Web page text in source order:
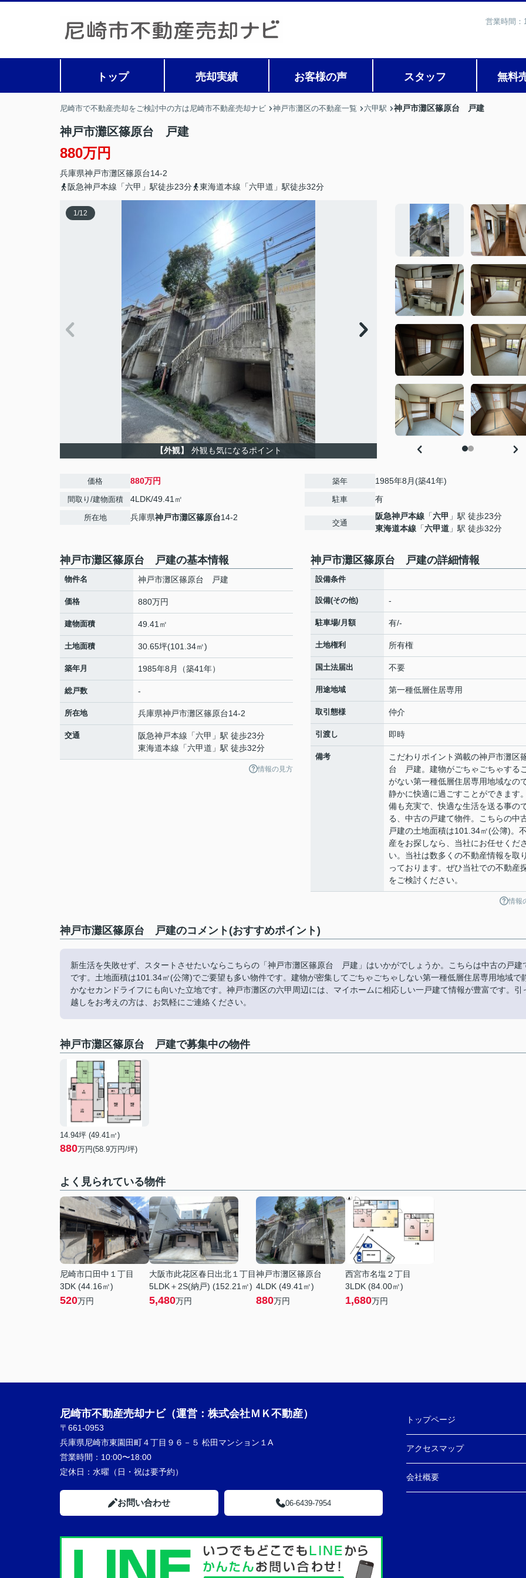
営業時間：
トップ 売却実績 お客様の声 スタッフ 無料
尼崎市で不動産売却をご検討中の方は尼崎市不動産売却ナビ 神戸市灘区の不動産一覧 六甲駅 神戸市灘区篠原台 戸建
神戸市灘区篠原台 戸建
880万円
兵庫県神戸市灘区篠原台14-2
阪急神戸本線「六甲」駅徒歩23分
東海道本線「六甲道」駅徒歩32分
1/12
【外観】 外観も気になるポイント
価格 880万円
間取り/建物面積 4LDK/49.41㎡
所在地 兵庫県神戸市灘区篠原台14-2
築年 1985年8月(築41年)
駐車 有
交通
阪急神戸本線 「六甲 」駅 徒歩23分
東海道本線 「六甲道 」駅 徒歩32分
神戸市灘区篠原台 戸建の基本情報
物件名 神戸市灘区篠原台 戸建
価格 880万円
建物面積 49.41㎡
土地面積 30.65坪(101.34㎡)
築年月 1985年8月（築41年）
総戸数 -
所在地 兵庫県神戸市灘区篠原台14-2
交通 阪急神戸本線 「六甲 」駅 徒歩23分
東海道本線 「六甲道 」駅 徒歩32分
情報の見方
神戸市灘区篠原台 戸建の詳細情報
設備条件
設備(その他) -
駐車場/月額 有/-
土地権利 所有権
国土法届出 不要
用途地域 第一種低層住居専用
取引態様 仲介
引渡し 即時
備考
こだわりポイント満載の神戸市灘区
台 戸建。建物がごちゃごちゃする
がない第一種低層住居専用地域なので
静かに快適に過ごすことができます
備も充実で、快適な生活を送る事の
る、中古の戸建て物件。こちらの中
戸建の土地面積は101.34㎡(公簿)。
産をお探しなら、当社にお任せくださ
い。当社は数多くの不動産情報を取
っております。ぜひ当社での不動産
をご検討ください。
情報
神戸市灘区篠原台 戸建のコメント(おすすめポイント)
新生活を失敗せず、スタートさせたいならこちらの「神戸市灘区篠原台 戸建」はいかがでしょうか。こちらは中古の戸建
です。土地面積は101.34㎡(公簿)でご要望も多い物件です。建物が密集してごちゃごちゃしない第一種低層住居専用地域で
かなセカンドライフにも向いた立地です。神戸市灘区の六甲周辺には、マイホームに相応しい一戸建て情報が豊富です。引
越しをお考えの方は、お気軽にご連絡ください。
神戸市灘区篠原台 戸建で募集中の物件
14.94坪 (49.41㎡)
880万円(58.9万円/坪)
よく見られている物件
尼崎市口田中１丁目
3DK (44.16㎡)
520万円
大阪市此花区春日出北１丁目
5LDK＋2S(納戸) (152.21㎡)
5,480万円
神戸市灘区篠原台
4LDK (49.41㎡)
880万円
西宮市名塩２丁目
3LDK (84.00㎡)
1,680万円
尼崎市不動産売却ナビ（運営：株式会社ＭＫ不動産）
〒661-0953
兵庫県尼崎市東園田町４丁目９６－５ 松田マンション１A
営業時間： 10:00〜18:00
定休日： 水曜（日・祝は要予約）
お問い合わせ 06-6439-7954
トップページ
アクセスマップ
会社概要